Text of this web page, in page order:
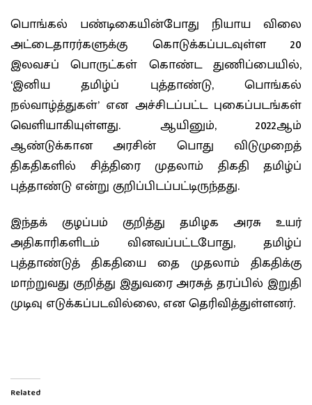
பொங்கல் பண்டிகையின்போது நியாய விலை
அட்டைதாரர்களுக்கு கொடுக்கப்படவுள்ள 20
இலவசப் பொருட்கள் கொண்ட துணிப்பையில்,
‘இனிய தமிழ்ப் புத்தாண்டு, பொங்கல்
நல்வாழ்த்துகள்’ என அச்சிடப்பட்ட புகைப்படங்கள்
வெளியாகியுள்ளது. ஆயினும், 2022ஆம்
ஆண்டுக்கான அரசின் பொது விடுமுறைத்
திகதிகளில் சித்திரை முதலாம் திகதி தமிழ்ப்
புத்தாண்டு என்று குறிப்பிடப்பட்டிருந்தது.
இந்தக் குழப்பம் குறித்து தமிழக அரசு உயர்
அதிகாரிகளிடம் வினவப்பட்டபோது, தமிழ்ப்
புத்தாண்டுத் திகதியை தை முதலாம் திகதிக்கு
மாற்றுவது குறித்து இதுவரை அரசுத் தரப்பில் இறுதி
முடிவு எடுக்கப்படவில்லை, என தெரிவித்துள்ளனர்.
Related